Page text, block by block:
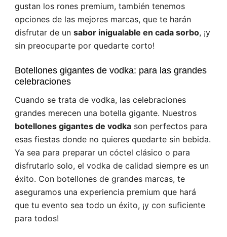
gustan los rones premium, también tenemos
opciones de las mejores marcas, que te harán
disfrutar de un sabor inigualable en cada sorbo, ¡y
sin preocuparte por quedarte corto!
Botellones gigantes de vodka: para las grandes
celebraciones
Cuando se trata de vodka, las celebraciones
grandes merecen una botella gigante. Nuestros
botellones gigantes de vodka son perfectos para
esas fiestas donde no quieres quedarte sin bebida.
Ya sea para preparar un cóctel clásico o para
disfrutarlo solo, el vodka de calidad siempre es un
éxito. Con botellones de grandes marcas, te
aseguramos una experiencia premium que hará
que tu evento sea todo un éxito, ¡y con suficiente
para todos!